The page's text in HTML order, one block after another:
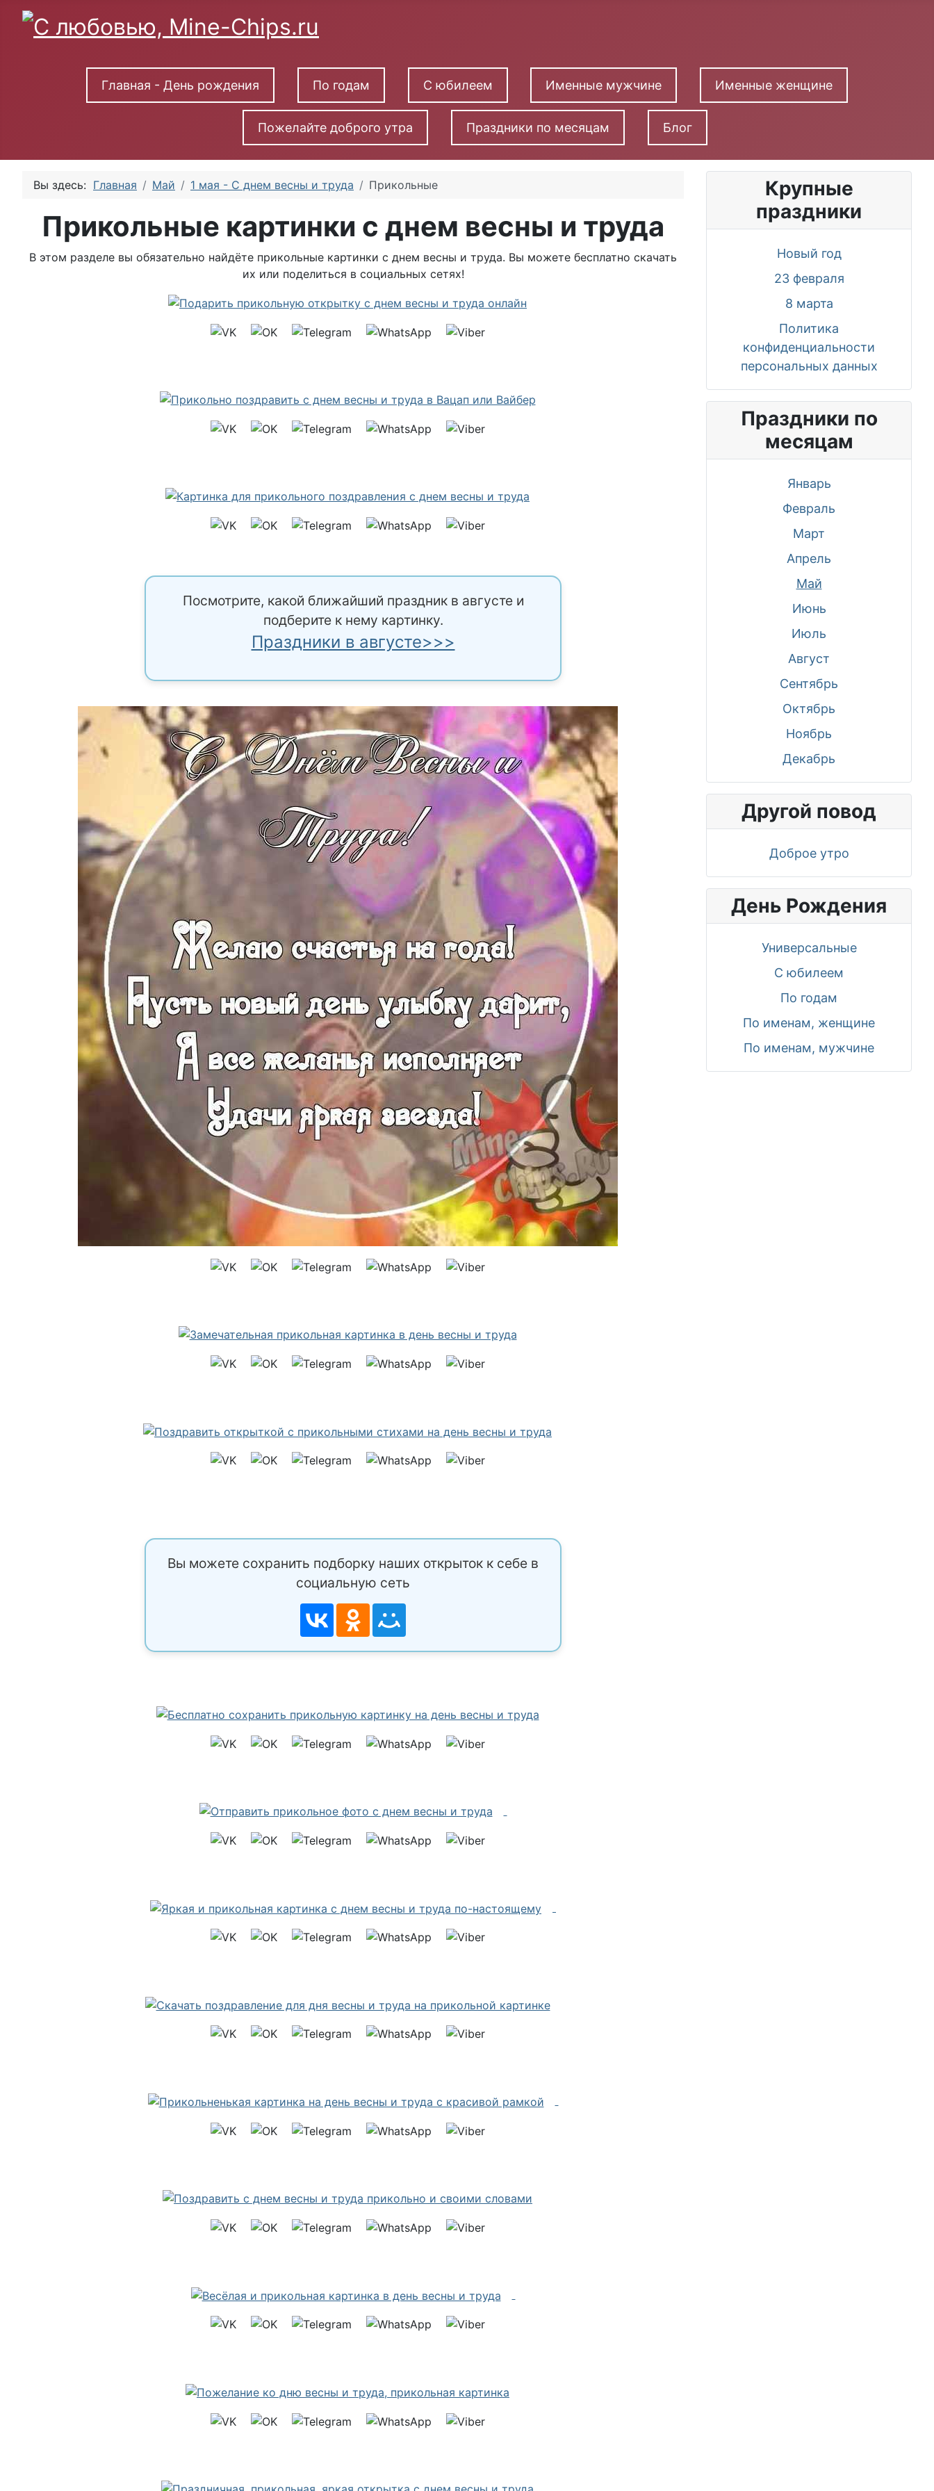
Главная - День рождения По годам С юбилеем Именные мужчине Именные женщине
Пожелайте доброго утра Праздники по месяцам Блог
Вы здесь: Главная Май 1 мая - С днем весны и труда Прикольные
Прикольные картинки с днем весны и труда
В этом разделе вы обязательно найдёте прикольные картинки с днем весны и труда. Вы можете бесплатно скачать
их или поделиться в социальных сетях!
Посмотрите, какой ближайший праздник в августе и
подберите к нему картинку.
Праздники в августе>>>
Вы можете сохранить подборку наших открыток к себе в
социальную сеть
Крупные
праздники
Новый год
23 февраля
8 марта
Политика
конфиденциальности
персональных данных
Праздники по
месяцам
Январь
Февраль
Март
Апрель
Май
Июнь
Июль
Август
Сентябрь
Октябрь
Ноябрь
Декабрь
Другой повод
Доброе утро
День Рождения
Универсальные
С юбилеем
По годам
По именам, женщине
По именам, мужчине